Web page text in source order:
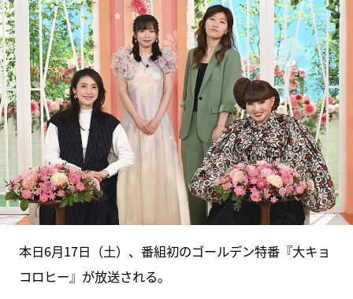
本日6月17日（土）、番組初のゴールデン特番『大キョ
コロヒー』が放送される。